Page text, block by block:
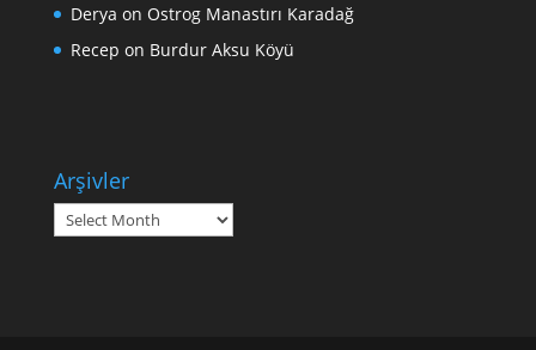
Derya on Ostrog Manastırı Karadağ
Recep on Burdur Aksu Köyü
Arşivler
Arşivler